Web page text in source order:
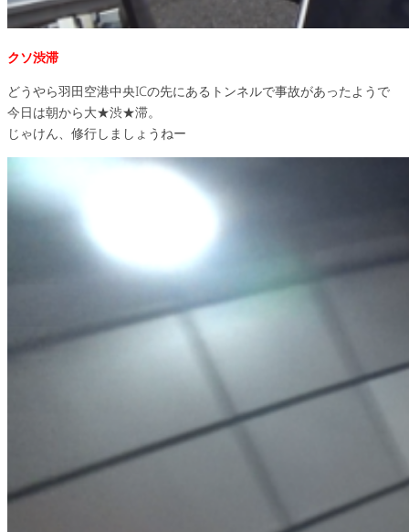
クソ渋滞
どうやら羽田空港中央ICの先にあるトンネルで事故があったようで
今日は朝から大★渋★滞。
じゃけん、修行しましょうねー